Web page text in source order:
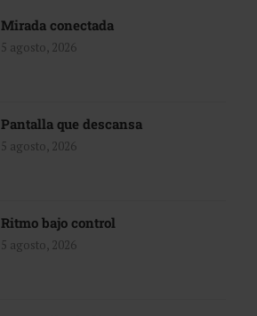
Mirada conectada
5 agosto, 2026
Pantalla que descansa
5 agosto, 2026
Ritmo bajo control
5 agosto, 2026